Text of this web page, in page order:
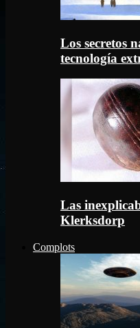
Los secretos
tecnología
Las
Klerksdorp
Complots